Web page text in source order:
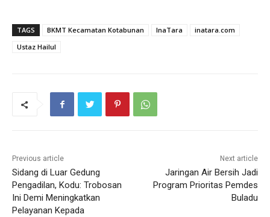
TAGS BKMT Kecamatan Kotabunan InaTara
inatara.com
Ustaz Hailul
Previous article
Sidang di Luar Gedung
Pengadilan, Kodu: Trobosan
Ini Demi Meningkatkan
Pelayanan Kepada
Next article
Jaringan Air Bersih Jadi
Program Prioritas Pemdes
Buladu